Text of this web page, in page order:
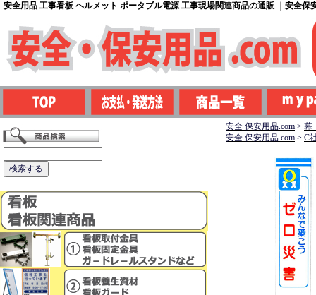
安全用品 工事看板 ヘルメット ポータブル電源 工事現場関連商品の通販 ｜安全保
安全 保安用品.com > 幕
安全 保安用品.com > C